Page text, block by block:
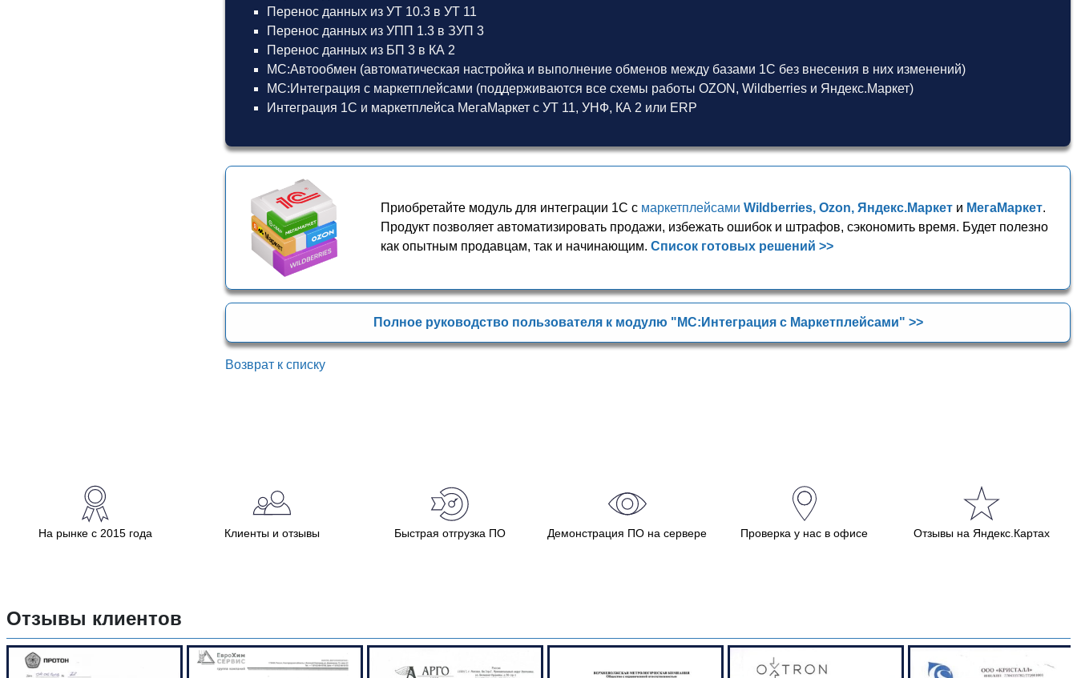
Перенос данных из УТ 10.3 в УТ 11
Перенос данных из УПП 1.3 в ЗУП 3
Перенос данных из БП 3 в КА 2
МС:Автообмен (автоматическая настройка и выполнение обменов между базами 1С без внесения в них изменений)
МС:Интеграция с маркетплейсами (поддерживаются все схемы работы OZON, Wildberries и Яндекс.Маркет)
Интеграция 1С и маркетплейса МегаМаркет сУТ 11,УНФ, КА 2 или ERP
Приобретайте модуль для интеграции 1С с маркетплейсами Wildberries, Ozon, Яндекс.Маркети МегаМаркет.
Продукт позволяет автоматизировать продажи, избежать ошибок и штрафов, сэкономить время. Будет полезно
как опытным продавцам, так и начинающим. Список готовых решений >>
Полное руководство пользователя к модулю "МС:Интеграция с Маркетплейсами" >>
Возврат к списку
На рынке с 2015 года Клиенты и отзывы Быстрая отгрузка ПО Демонстрация ПО на сервере Проверка у нас в офисе Отзывы на Яндекс.Картах
Отзывы клиентов